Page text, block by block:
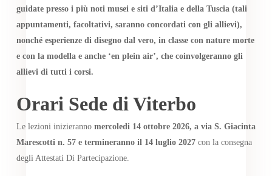
guidate presso i più noti musei e siti d’Italia e della Tuscia (tali
appuntamenti, facoltativi, saranno concordati con gli allievi),
nonché esperienze di disegno dal vero, in classe con nature morte
e con la modella e anche ‘en plein air’, che coinvolgeranno gli
allievi di tutti i corsi.
Orari Sede di Viterbo
Le lezioni inizieranno mercoledi 14 ottobre 2026, a via S. Giacinta
Marescotti n. 57 e termineranno il 14 luglio 2027con la consegna
degli Attestati Di Partecipazione.